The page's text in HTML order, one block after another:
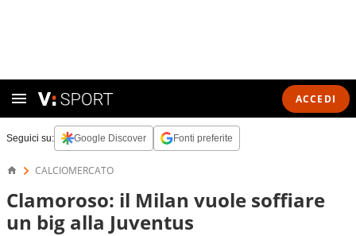
ACCEDI
Seguici su: Google Discover Fonti preferite
CALCIOMERCATO
Clamoroso: il Milan vuole soffiare
un big alla Juventus